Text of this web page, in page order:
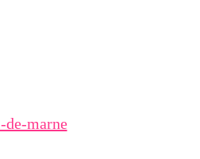
de-marne